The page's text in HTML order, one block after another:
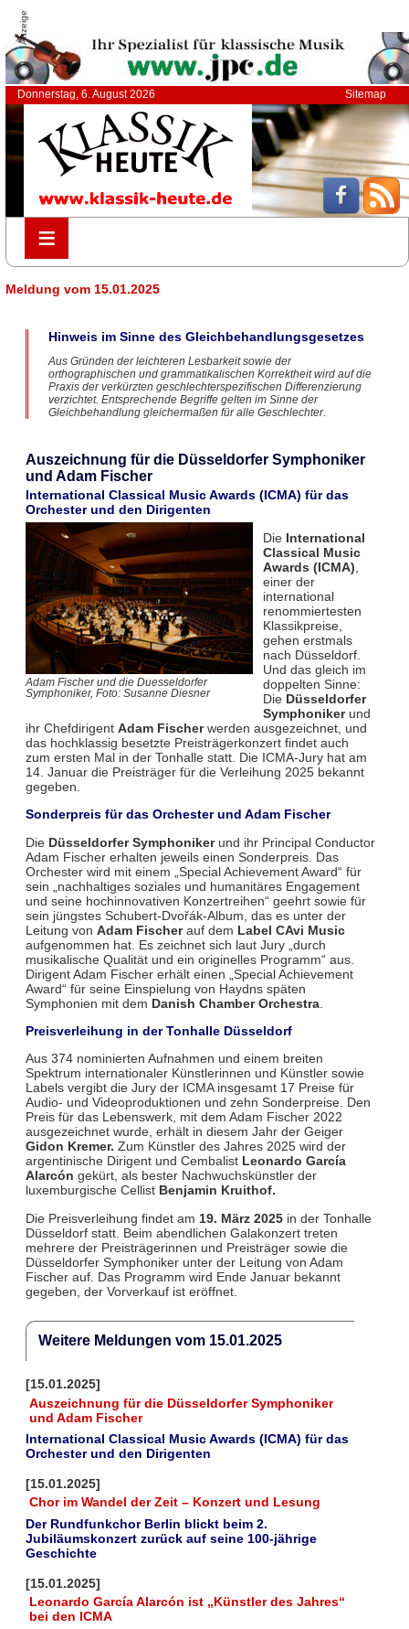
Anzeige
Donnerstag, 6. August 2026 Sitemap
≡
≡
Meldung vom 15.01.2025
Hinweis im Sinne des Gleichbehandlungsgesetzes
Aus Gründen der leichteren Lesbarkeit sowie der
orthographischen und grammatikalischen Korrektheit wird auf die
Praxis der verkürzten geschlechterspezifischen Differenzierung
verzichtet. Entsprechende Begriffe gelten im Sinne der
Gleichbehandlung gleichermaßen für alle Geschlechter.
Auszeichnung für die Düsseldorfer Symphoniker
und Adam Fischer
International Classical Music Awards (ICMA) für das
Orchester und den Dirigenten
Adam Fischer und die Duesseldorfer
Symphoniker, Foto: Susanne Diesner
Die International
Classical Music
Awards (ICMA)
einer der
international
renommiertesten
Klassikpreise,
gehen erstmals
nach Düsseldorf.
Und das gleich im
doppelten Sinne:
Die Düsseldorfer
Symphonikerund
ihr Chefdirigent Adam Fischerwerden ausgezeichnet, und
das hochklassig besetzte Preisträgerkonzert findet auch
zum ersten Mal in der Tonhalle statt. Die ICMA-Jury hat am
14. Januar die Preisträger für die Verleihung 2025 bekannt
gegeben.
Sonderpreis für das Orchester und Adam Fischer
Die Düsseldorfer Symphonikerund ihr Principal Conductor
Adam Fischer erhalten jeweils einen Sonderpreis. Das
Orchester wird mit einem „Special Achievement Award“ für
sein „nachhaltiges soziales und humanitäres Engagement
und seine hochinnovativen Konzertreihen“ geehrt sowie für
sein jüngstes Schubert-Dvořák-Album, das es unter der
Leitung von Adam Fischerauf dem Label CAvi Music
aufgenommen hat. Es zeichnet sich laut Jury „durch
musikalische Qualität und ein originelles Programm“ aus.
Dirigent Adam Fischer erhält einen „Special Achievement
Award“ für seine Einspielung von Haydns späten
Symphonien mit dem Danish Chamber Orchestra.
Preisverleihung in der Tonhalle Düsseldorf
Aus 374 nominierten Aufnahmen und einem breiten
Spektrum internationaler Künstlerinnen und Künstler sowie
Labels vergibt die Jury der ICMA insgesamt 17 Preise für
Audio- und Videoproduktionen und zehn Sonderpreise. Den
Preis für das Lebenswerk, mit dem Adam Fischer 2022
ausgezeichnet wurde, erhält in diesem Jahr der Geiger
Gidon Kremer. Zum Künstler des Jahres 2025 wird der
argentinische Dirigent und Cembalist Leonardo García
Alarcón gekürt, als bester Nachwuchskünstler der
luxemburgische Cellist Benjamin Kruithof.
Die Preisverleihung findet am 19. März 2025in der Tonhalle
Düsseldorf statt. Beim abendlichen Galakonzert treten
mehrere der Preisträgerinnen und Preisträger sowie die
Düsseldorfer Symphoniker unter der Leitung von Adam
Fischer auf. Das Programm wird Ende Januar bekannt
gegeben, der Vorverkauf ist eröffnet.
Weitere Meldungen vom 15.01.2025
[15.01.2025]
Auszeichnung für die Düsseldorfer Symphoniker
und Adam Fischer
International Classical Music Awards (ICMA) für das
Orchester und den Dirigenten
[15.01.2025]
Chor im Wandel der Zeit – Konzert und Lesung
Der Rundfunkchor Berlin blickt beim 2.
Jubiläumskonzert zurück auf seine 100-jährige
Geschichte
[15.01.2025]
Leonardo García Alarcón ist „Künstler des Jahres“
bei den ICMA